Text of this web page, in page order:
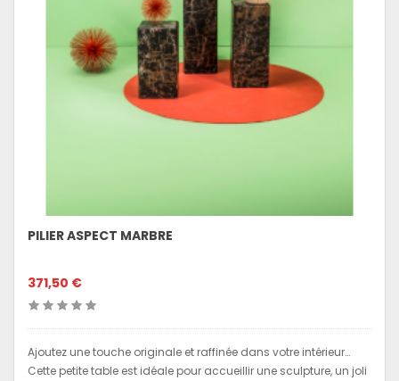
PILIER ASPECT MARBRE
371,50 €
Ajoutez une touche originale et raffinée dans votre intérieur…
Cette petite table est idéale pour accueillir une sculpture, un joli